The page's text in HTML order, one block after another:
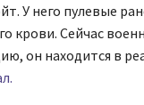
У него пулевые
крови. Сейчас
он находится в